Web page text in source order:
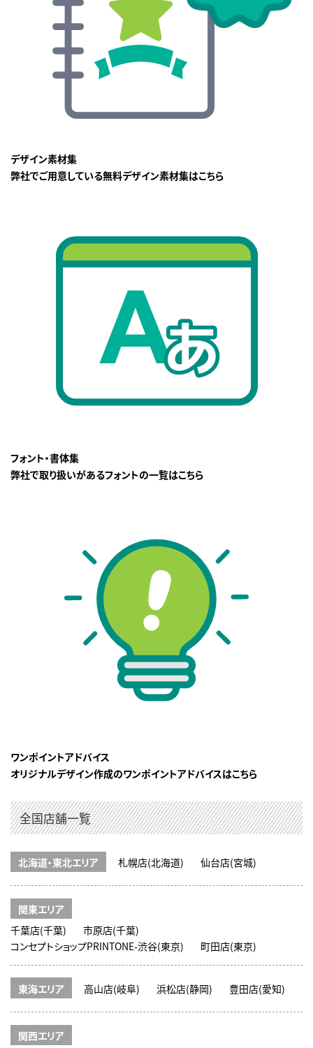
デザイン素材集
弊社でご用意している無料デザイン素材集はこちら
フォント・書体集
弊社で取り扱いがあるフォントの一覧はこちら
ワンポイントアドバイス
オリジナルデザイン作成のワンポイントアドバイスはこちら
全国店舗一覧
北海道・東北エリア 札幌店(北海道) 仙台店(宮城)
関東エリア
千葉店(千葉)
市原店(千葉)
コンセプトショップPRINTONE-渋谷(東京)
町田店(東京)
東海エリア 高山店(岐阜) 浜松店(静岡) 豊田店(愛知)
関西エリア